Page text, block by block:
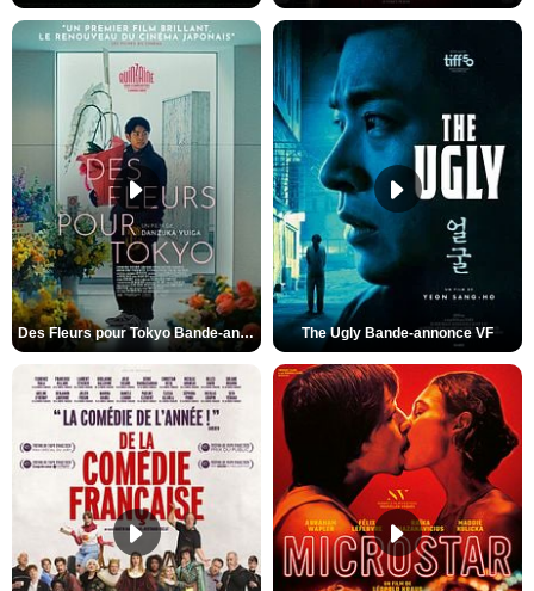
Des Fleurs pour Tokyo Bande-annonce VO STFR The Ugly Bande-annonce VF